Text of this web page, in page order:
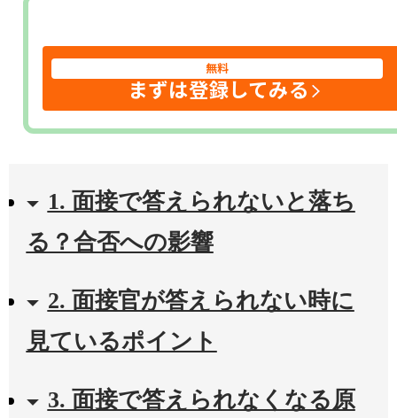
無料
まずは登録してみる
1. 面接で答えられないと落ち
る？合否への影響
2. 面接官が答えられない時に
見ているポイント
3. 面接で答えられなくなる原